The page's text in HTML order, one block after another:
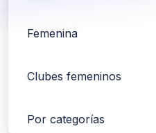
Femenina
Clubes femeninos
Por categorías